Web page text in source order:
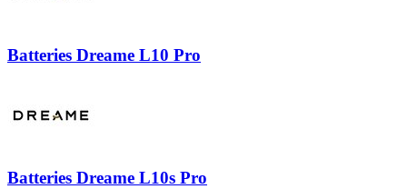
Batteries Dreame L10 Pro
Batteries Dreame L10s Pro